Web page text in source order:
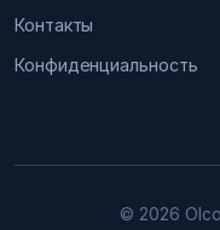
Контакты
Конфиденциальность
© 2026